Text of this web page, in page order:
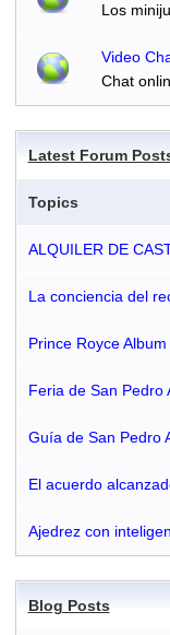
Los
Video
Chat
Latest Forum
Topics
ALQUILER DE
La conciencia del
Prince Royce
Feria de San Pedro
Guía de San Pedro
El acuerdo
Ajedrez con
Blog Posts